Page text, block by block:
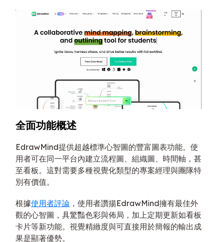
全面功能概述
EdrawMind提供超越標準心智圖的豐富圖表功能。使
用者可在同一平台內建立流程圖、組織圖、時間軸，甚
至看板。這對需要多種視覺化類型的專案經理與團隊特
別有價值。
根據使用者評論 ，使用者讚揚EdrawMind擁有最佳外
觀的心智圖，具驚豔色彩與佈局，加上定期更新如看板
卡片等新功能。視覺精緻度與可直接用於簡報的輸出成
果是顯著優勢。